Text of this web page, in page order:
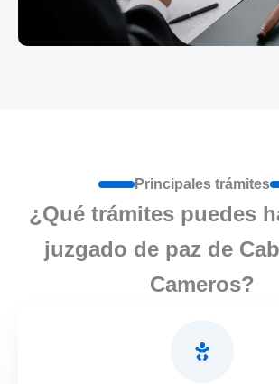
Principales trámites
¿Qué trámites puedes
juzgado de paz de
Cameros?